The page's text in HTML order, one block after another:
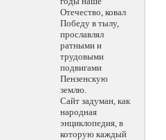
Отечество, ковал
Победу в тылу,
прославлял
ратными и
трудовыми
подвигами
Пензенскую
землю.
Сайт задуман, как
народная
энциклопедия, в
которую каждый